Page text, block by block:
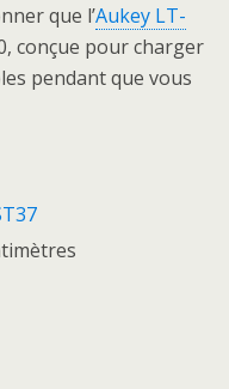
que l’Aukey LT-
conçue pour charger
pendant que vous